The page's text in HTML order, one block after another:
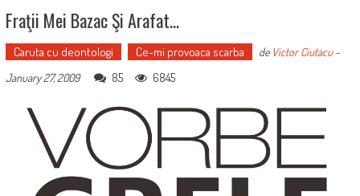
Fraţii Mei Bazac Şi Arafat…
Caruta cu deontologi Ce-mi provoaca scarba de Victor Ciutacu-
January 27, 2009
85 6845